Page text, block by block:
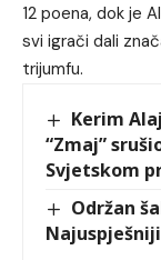
12 poena, dok je
svi igrači dali
trijumfu.
Kerim
“Zmaj”
Svjetskom
Održan